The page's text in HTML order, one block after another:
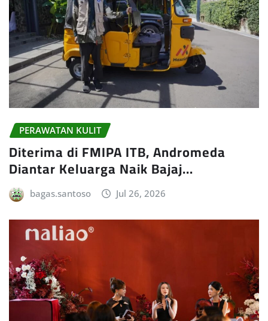
PERAWATAN KULIT
Diterima di FMIPA ITB, Andromeda
Diantar Keluarga Naik Bajaj…
bagas.santoso Jul 26, 2026